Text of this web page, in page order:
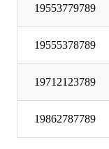
19553779789
19555378789
19712123789
19862787789